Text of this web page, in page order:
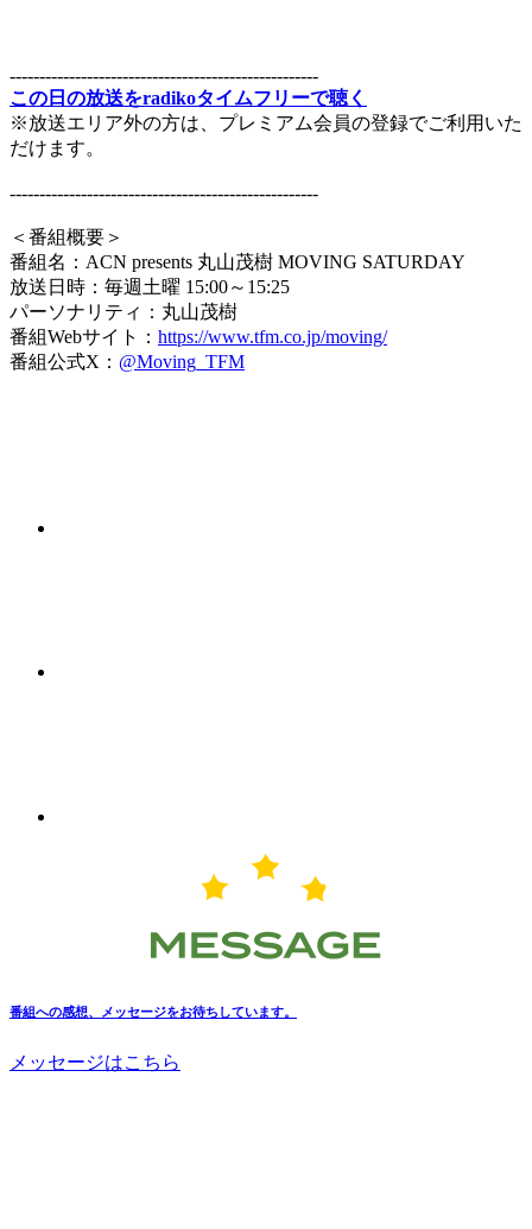
----------------------------------------------------
この日の放送をradikoタイムフリーで聴く
※放送エリア外の方は、プレミアム会員の登録でご利用いた
だけます。
----------------------------------------------------
＜番組概要＞
番組名：ACN presents 丸山茂樹 MOVING SATURDAY
放送日時：毎週土曜 15:00～15:25
パーソナリティ：丸山茂樹
番組Webサイト： https://www.tfm.co.jp/moving/
番組公式X： @Moving_TFM
番組への感想、メッセージをお待ちしています。
メッセージはこちら